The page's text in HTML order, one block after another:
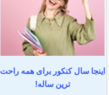
اینجا سال کنکور برای همه راحت
ترین ساله!